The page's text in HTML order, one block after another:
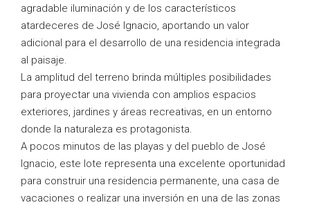
agradable iluminación y de los característicos
atardeceres de José Ignacio, aportando un valor
adicional para el desarrollo de una residencia integrada
al paisaje.
La amplitud del terreno brinda múltiples posibilidades
para proyectar una vivienda con amplios espacios
exteriores, jardines y áreas recreativas, en un entorno
donde la naturaleza es protagonista.
A pocos minutos de las playas y del pueblo de José
Ignacio, este lote representa una excelente oportunidad
para construir una residencia permanente, una casa de
vacaciones o realizar una inversión en una de las zonas